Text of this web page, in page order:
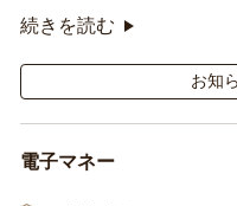
オリジナルシールがそ
施！
続きを読む
お知
電子マネー